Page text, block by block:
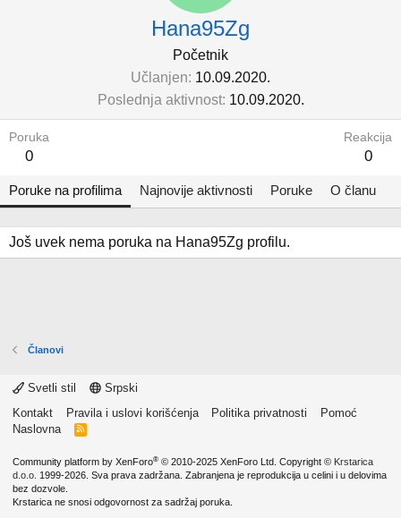
Hana95Zg
Početnik
Učlanjen 10.09.2020.
Poslednja aktivnost 10.09.2020.
Poruka
0
Reakcija
0
Poruke na profilima Najnovije aktivnosti Poruke O članu
Još uvek nema poruka na Hana95Zg profilu.
Članovi
Svetli stil
Srpski
Kontakt
Pravila i uslovi korišćenja Politika privatnosti
Pomoć
Naslovna
R
Community platform by XenForo® © 2010-2025 XenForo Ltd. Copyright © Krstarica
d.o.o. 1999-2026. Sva prava zadržana. Zabranjena je reprodukcija u celini i u delovima
bez dozvole.
Krstarica ne snosi odgovornost za sadržaj poruka.